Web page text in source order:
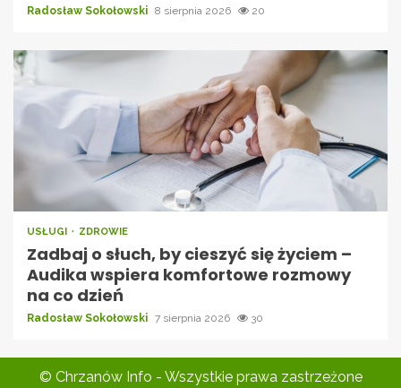
Radosław Sokołowski 8 sierpnia 2026 20
USŁUGI ZDROWIE
Zadbaj o słuch, by cieszyć się życiem –
Audika wspiera komfortowe rozmowy
na co dzień
Radosław Sokołowski 7 sierpnia 2026 30
© Chrzanów Info - Wszystkie prawa zastrzeżone